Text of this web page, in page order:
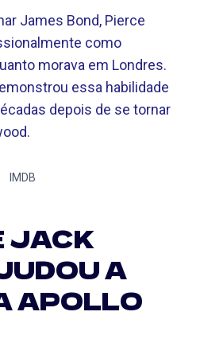
James Bond, Pierce
como
morava em Londres.
essa habilidade
depois de se tornar
IMDB
JACK
A
APOLLO